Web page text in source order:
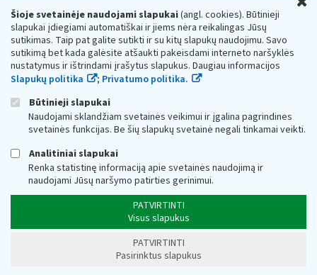
Šioje svetainėje naudojami slapukai(angl. cookies). Būtinieji
slapukai įdiegiami automatiškai ir jiems nėra reikalingas Jūsų
sutikimas. Taip pat galite sutikti ir su kitų slapukų naudojimu. Savo
sutikimą bet kada galėsite atšaukti pakeisdami interneto naršyklės
nustatymus ir ištrindami įrašytus slapukus. Daugiau informacijos
Slapukų politika
; Privatumo politika.
Būtinieji slapukai
Naudojami sklandžiam svetainės veikimui ir įgalina pagrindines
svetainės funkcijas. Be šių slapukų svetainė negali tinkamai veikti.
Analitiniai slapukai
Renka statistinę informaciją apie svetainės naudojimą ir
naudojami Jūsų naršymo patirties gerinimui.
PATVIRTINTI
Visus slapukus
PATVIRTINTI
Pasirinktus slapukus
Respublikos finansų ministerijos
Biudžetinė įstaiga. Juridinio asmens kodas — 188659752,
adresas: Vasario 16-osios g. 14, 01107 Vilnius, Lietuva, el.paštas:
vmi@vmi.lt, E. pristatymo dėžutės adresas 188659752
Duomenys apie Valstybinę mokesčių inspekciją prie Lietuvos
Respublikos finansų ministerijos kaupiami ir saugomi Juridinių